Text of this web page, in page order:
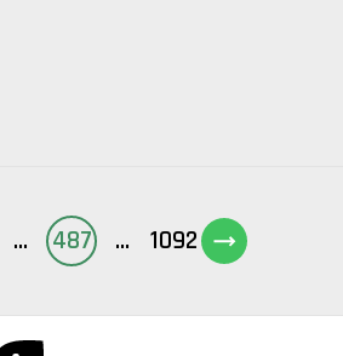
... 487 ... 1092